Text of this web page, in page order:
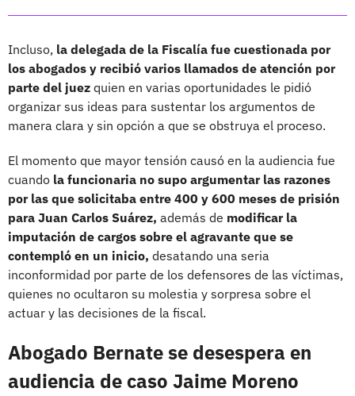
Incluso, la delegada de la Fiscalía fue cuestionada por
los abogados y recibió varios llamados de atención por
parte del juez quien en varias oportunidades le pidió
organizar sus ideas para sustentar los argumentos de
manera clara y sin opción a que se obstruya el proceso.
El momento que mayor tensión causó en la audiencia fue
cuando la funcionaria no supo argumentar las razones
por las que solicitaba entre 400 y 600 meses de prisión
para Juan Carlos Suárez, además de modificar la
imputación de cargos sobre el agravante que se
contempló en un inicio, desatando una seria
inconformidad por parte de los defensores de las víctimas,
quienes no ocultaron su molestia y sorpresa sobre el
actuar y las decisiones de la fiscal.
Abogado Bernate se desespera en
audiencia de caso Jaime Moreno